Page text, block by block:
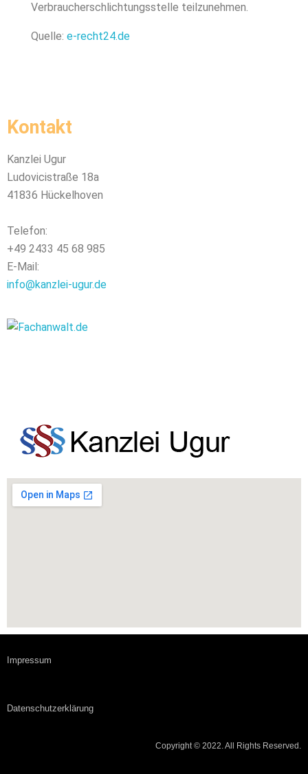
Verbraucherschlichtungsstelle teilzunehmen.
Quelle: e-recht24.de
Kontakt
Kanzlei Ugur
Ludovicistraße 18a
41836 Hückelhoven
Telefon:
+49 2433 45 68 985
E-Mail:
info@kanzlei-ugur.de
Impressum
Datenschutzerklärung
Copyright © 2022. All Rights Reserved.